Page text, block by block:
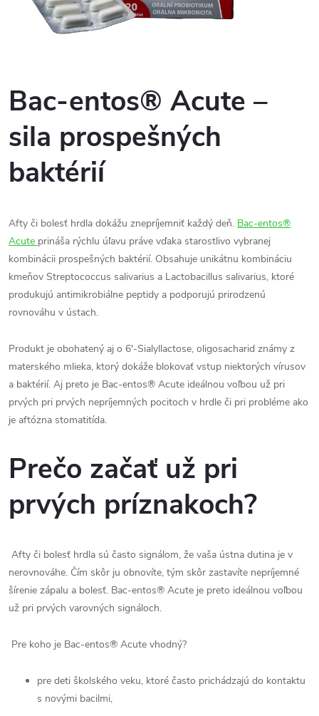
Bac-entos® Acute –
sila prospešných
baktérií
Afty či bolesť hrdla dokážu znepríjemniť každý deň. Bac-entos®
Acute prináša rýchlu úľavu práve vďaka starostlivo vybranej
kombinácii prospešných baktérií. Obsahuje unikátnu kombináciu
kmeňov Streptococcus salivarius a Lactobacillus salivarius, ktoré
produkujú antimikrobiálne peptidy a podporujú prirodzenú
rovnováhu v ústach.
Produkt je obohatený aj o 6′-Sialyllactose, oligosacharid známy z
materského mlieka, ktorý dokáže blokovať vstup niektorých vírusov
a baktérií. Aj preto je Bac-entos® Acute ideálnou voľbou už pri
prvých pri prvých nepríjemných pocitoch v hrdle či pri probléme ako
je aftózna stomatitída.
Prečo začať už pri
prvých príznakoch?
Afty či bolesť hrdla sú často signálom, že vaša ústna dutina je v
nerovnováhe. Čím skôr ju obnovíte, tým skôr zastavíte nepríjemné
šírenie zápalu a bolesť. Bac-entos® Acute je preto ideálnou voľbou
už pri prvých varovných signáloch.
Pre koho je Bac-entos® Acute vhodný?
pre deti školského veku, ktoré často prichádzajú do kontaktu
s novými bacilmi,